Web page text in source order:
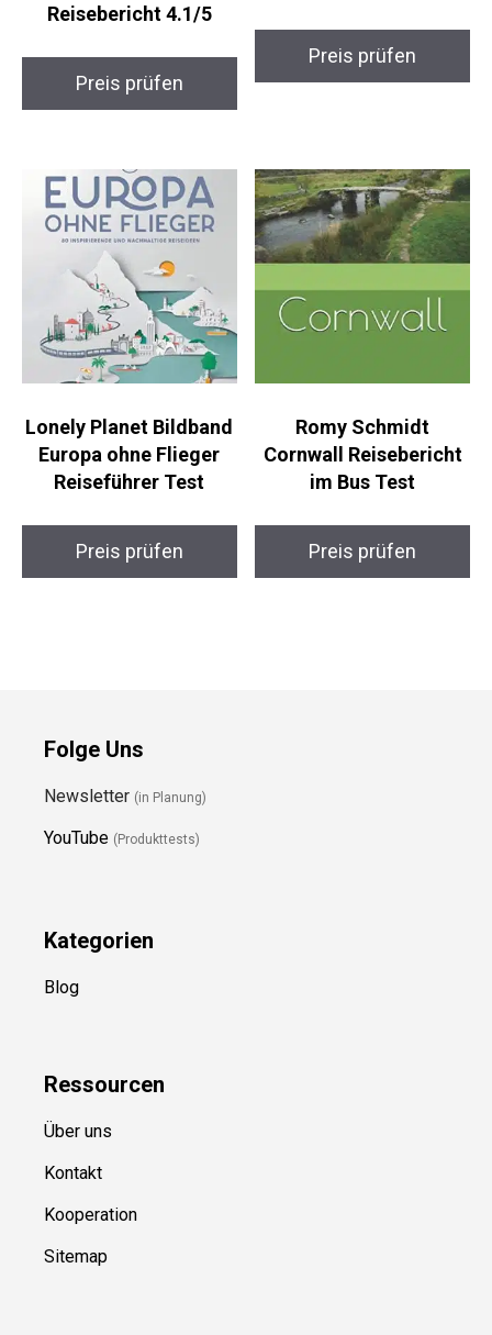
Reisebericht 4.1/5
Preis prüfen
Preis prüfen
Lonely Planet Bildband
Europa ohne Flieger
Reiseführer Test
Preis prüfen
Romy Schmidt
Cornwall Reisebericht
im Bus Test
Preis prüfen
Folge Uns
Newsletter (in Planung)
YouTube (Produkttests)
Kategorien
Blog
Ressourcen
Über uns
Kontakt
Kooperation
Sitemap